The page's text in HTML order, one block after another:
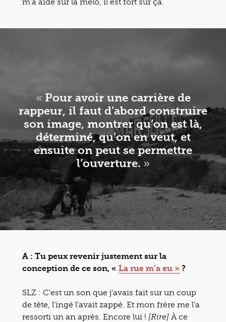
« Pour avoir une carrière de
rappeur, il faut d’abord construire
son image, montrer qu’on est là,
déterminé, qu’on en veut, et
ensuite on peut se permettre
l’ouverture. »
A : Tu peux revenir justement sur la
conception de ce son, « La rue m’a eu » ?
SLZ : C’est un son que j’avais fait sur un coup
de tête, l’ingé l’avait zappé. Et mon frère me l’a
ressorti un an après. Encore lui ! [Rire] À ce